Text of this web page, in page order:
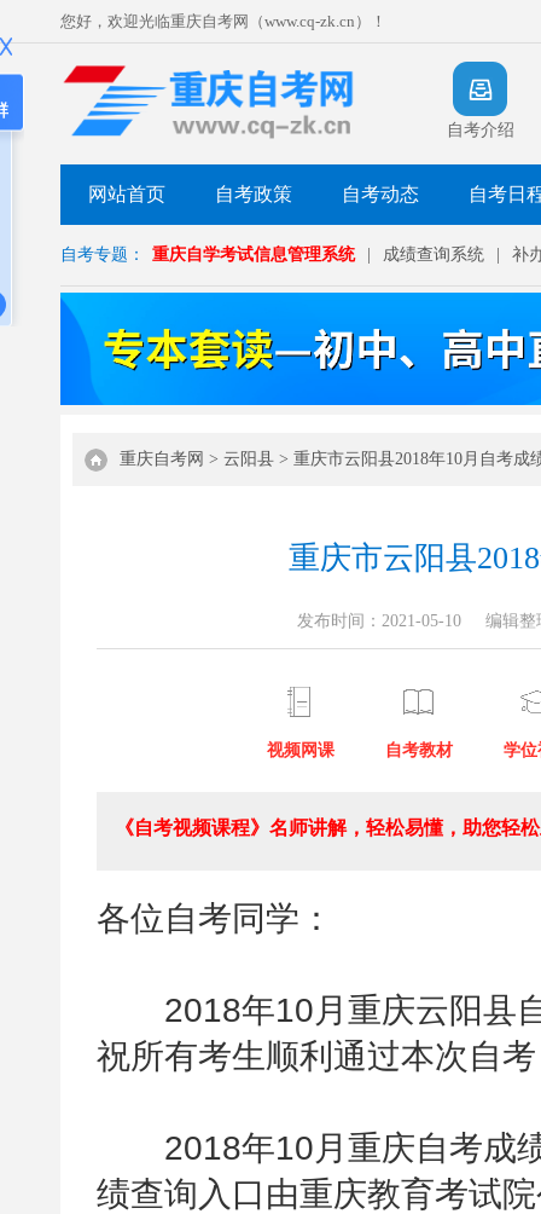
您好，欢迎光临重庆自考网（www.cq-zk.cn）！
自考介绍
网站首页 自考政策 自考动态 自考日
自考专题： 重庆自学考试信息管理系统 成绩查询系统 补
重庆自考网 > 云阳县 > 重庆市云阳县2018年10月自考成
重庆市云阳县
发布时间：2021-05-10 编辑整
视频网课 自考教材 学位
《自考视频课程》名师讲解，轻松易懂，助您轻
各位自考同学：
2018年10月重庆云阳县自
祝所有考生顺利通过本次自
2018年10月重庆自考成
绩查询入口由重庆教育考试